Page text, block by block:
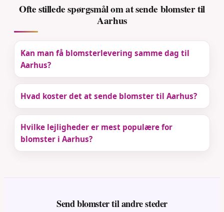
Ofte stillede spørgsmål om at sende blomster til
Aarhus
Kan man få blomsterlevering samme dag til
Aarhus?
Hvad koster det at sende blomster til Aarhus?
Hvilke lejligheder er mest populære for
blomster i Aarhus?
Send blomster til andre steder